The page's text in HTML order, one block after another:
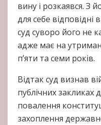
вину і розкаявся. З
для себе
суд суворо його не
адже має на
п’яти та семи років.
Відтак суд визнав
публічних закликах
повалення
захоплення